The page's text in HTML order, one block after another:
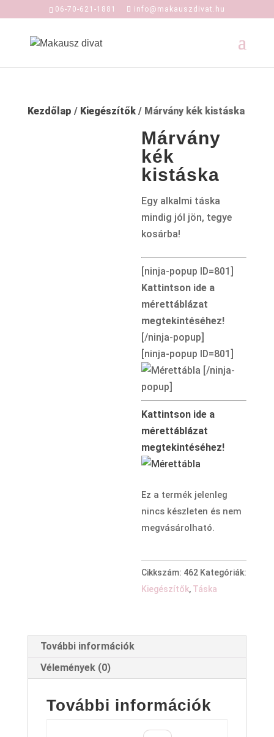
06-70-621-1881 info@makauszdivat.hu
Kezdőlap / Kiegészítők/ Márvány kék kistáska
Márvány
kék
kistáska
Egy alkalmi táska
mindig jól jön, tegye
kosárba!
[ninja-popup ID=801]
Kattintson ide a
mérettáblázat
megtekintéséhez!
[/ninja-popup]
[ninja-popup ID=801]
[/ninja-
popup]
Kattintson ide a
mérettáblázat
megtekintéséhez!
Ez a termék jelenleg
nincs készleten és nem
megvásárolható.
Cikkszám: 462 Kategóriák:
Kiegészítők, Táska
További információk
Vélemények (0)
További információk